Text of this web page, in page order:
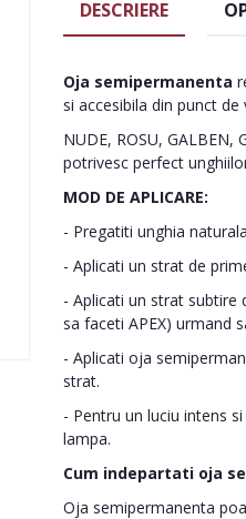
DESCRIERE
Oja semipermanenta
si accesibila din punct de
NUDE, ROSU, GALBEN,
potrivesc perfect
MOD DE APLICARE:
- Pregatiti unghia
- Aplicati un strat de
- Aplicati un strat subtire
sa faceti APEX) urmand
- Aplicati oja
strat.
- Pentru un luciu intens
lampa.
Cum indepartati oja
Oja semipermanenta